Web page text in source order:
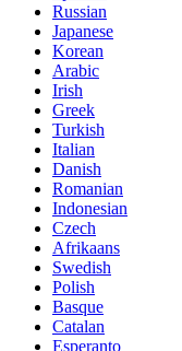
Russian
Japanese
Korean
Arabic
Irish
Greek
Turkish
Italian
Danish
Romanian
Indonesian
Czech
Afrikaans
Swedish
Polish
Basque
Catalan
Esperanto